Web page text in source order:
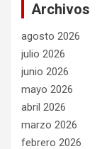
Archivos
agosto 2026
julio 2026
junio 2026
mayo 2026
abril 2026
marzo 2026
febrero 2026